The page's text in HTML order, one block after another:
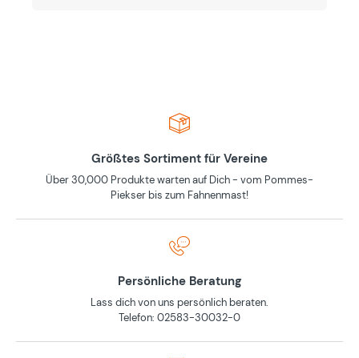
Größtes Sortiment für Vereine
Über 30,000 Produkte warten auf Dich - vom Pommes-
Piekser bis zum Fahnenmast!
Persönliche Beratung
Lass dich von uns persönlich beraten.
Telefon: 02583-30032-0